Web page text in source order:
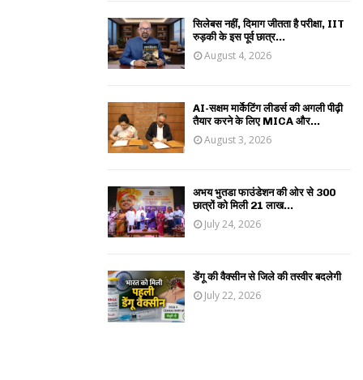
सिलेबस नहीं, दिमाग जीतता है परीक्षा, IIT
रुड़की के इस पूर्व छात्र...
August 4, 2026
AI-सक्षम मार्केटिंग लीडर्स की अगली पीढ़ी
तैयार करने के लिए MICA और...
August 3, 2026
अभय भुतडा फाउंडेशन की ओर से 300
छात्रों को मिली 21 लाख...
July 24, 2026
डेंगू की वैक्सीन से जिले की तस्वीर बदलेगी
July 22, 2026